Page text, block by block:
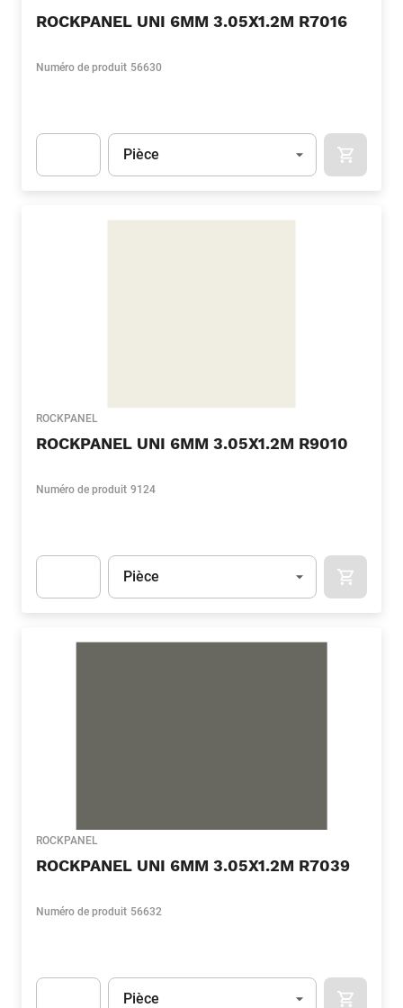
ROCKPANEL UNI 6MM 3.05X1.2M R7016
Numéro de produit 56630
Unité
Pièce
ROCKPANEL
ROCKPANEL UNI 6MM 3.05X1.2M R9010
Numéro de produit 9124
Unité
Pièce
ROCKPANEL
ROCKPANEL UNI 6MM 3.05X1.2M R7039
Numéro de produit 56632
Unité
Pièce